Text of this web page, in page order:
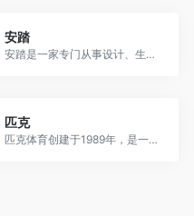
安踏
安踏是一家专门从事设计、生产、销售运动鞋服、配饰等运动装备的综合性、多品牌的体育用品集团，安踏可能是当今中国最好的运动和时尚服装公司。
匹克
匹克体育创建于1989年，是一家以“创国际品牌”为企业宗旨，以“打造百年卓越企业”为目标的集团式企业。